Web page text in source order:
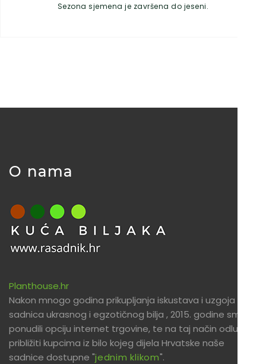
Sezona sjemena je završena do jeseni.
O nama
Planthouse.hr
Nakon mnogo godina prikupljanja iskustava i uzgoja
sadnica ukrasnog i egzotičnog bilja , 2015. godine smo
ponudili opciju internet trgovine, te na taj način odlučili
približiti kupcima iz bilo kojeg dijela Hrvatske naše
sadnice dostupne "jednim klikom".